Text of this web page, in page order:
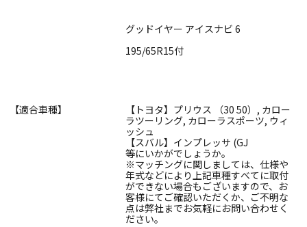
グッドイヤー アイスナビ 6
195/65R15付
【適合車種】
【トヨタ】プリウス （30 50）, カロー
ラツーリング, カローラスポーツ, ウィ
ッシュ
【スバル】インプレッサ (GJ
等にいかがでしょうか。
※マッチングに関しましては、仕様や
年式などにより上記車種すべてに取付
ができない場合もございますので、お
客様にてご確認いただくか、ご不明な
点は弊社までお気軽にお問い合わせく
ださい。